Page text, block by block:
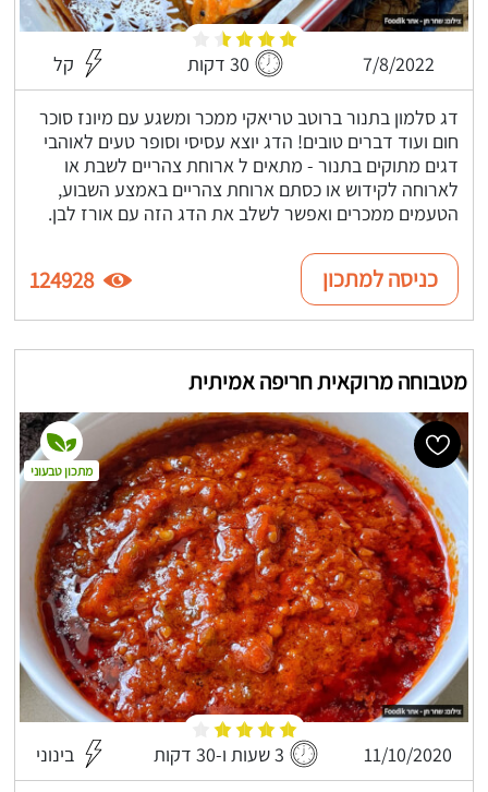
7/8/2022 30 דקות קל
דג סלמון בתנור ברוטב טריאקי ממכר ומשגע עם מיונז סוכר
חום ועוד דברים טובים! הדג יוצא עסיסי וסופר טעים לאוהבי
דגים מתוקים בתנור - מתאים ל ארוחת צהריים לשבת או
לארוחה לקידוש או כסתם ארוחת צהריים באמצע השבוע,
הטעמים ממכרים ואפשר לשלב את הדג הזה עם אורז לבן.
כניסה למתכון 124928
מטבוחה מרוקאית חריפה אמיתית
11/10/2020 3 שעות ו-30 דקות בינוני
מתכון טבעוני